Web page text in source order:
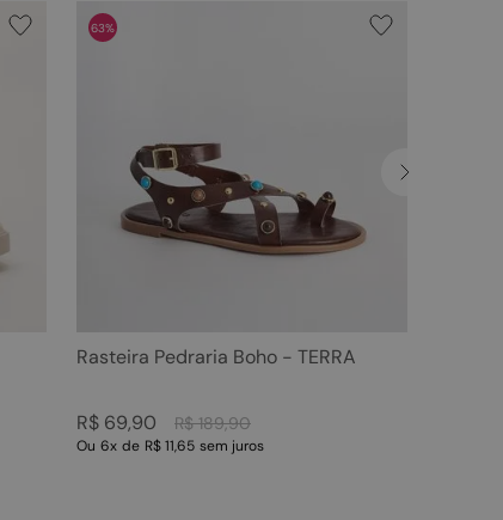
63%
Rasteira Pedraria Boho - TERRA
R$ 189,90
R$ 69,90
Ou 6x de R$ 11,65 sem juros